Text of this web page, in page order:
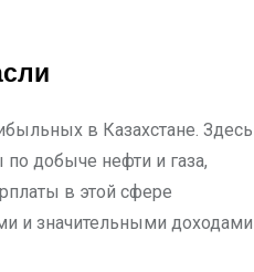
в Казахстане. Здесь
добыче нефти и газа,
в этой сфере
и значительными доходами